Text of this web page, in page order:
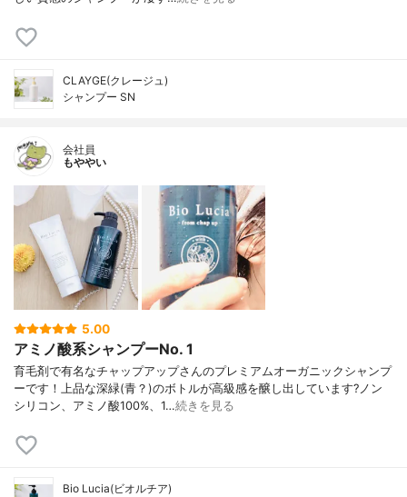
CLAYGE(クレージュ)
シャンプー SN
会社員
もややい
5.00
アミノ酸系シャンプーNo. 1
育毛剤で有名なチャップアップさんのプレミアムオーガニックシャンプ
ーです！上品な深緑(青？)のボトルが高級感を醸し出しています?ノン
シリコン、アミノ酸100%、1…続きを見る
Bio Lucia(ビオルチア)